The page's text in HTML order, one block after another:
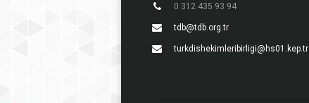
0 312 435 93 94
tdb@tdb.org.tr
turkdishekimleribirligi@hs01.kep.tr